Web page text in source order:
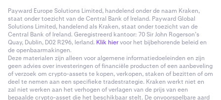
Payward Europe Solutions Limited, handelend onder de naam Kraken,
staat onder toezicht van de Central Bank of Ireland. Payward Global
Solutions Limited, handelend als Kraken, staat onder toezicht van de
Central Bank of Ireland. Geregistreerd kantoor: 70 Sir John Rogerson’s
Quay, Dublin, D02 R296, Ierland. Klik hiervoor het bijbehorende beleid en
de openbaarmakingen.
Deze materialen zijn alleen voor algemene informatiedoeleinden en zijn
geen advies over investeringen of financiële producten of een aanbeveling
of verzoek om crypto-assets te kopen, verkopen, staken of bezitten of om
deel te nemen aan een specifieke tradestrategie. Kraken werkt niet en
zal niet werken aan het verhogen of verlagen van de prijs van een
bepaalde crypto-asset die het beschikbaar stelt. De onvoorspelbare aard